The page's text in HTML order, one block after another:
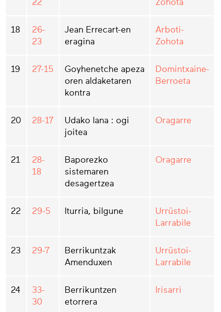
22 Zohota
18
26-
23
Jean Errecart-en
eragina
Arboti-
Zohota
19 27-15
Goyhenetche apeza
oren aldaketaren
kontra
Domintxaine-
Berroeta
20 28-17
Udako lana : ogi
joitea
Oragarre
21
28-
18
Baporezko
sistemaren
desagertzea
Oragarre
22 29-5 Iturria, bilgune
Urrüstoi-
Larrabile
23 29-7
Berrikuntzak
Amenduxen
Urrüstoi-
Larrabile
24
33-
30
Berrikuntzen
etorrera
Irisarri